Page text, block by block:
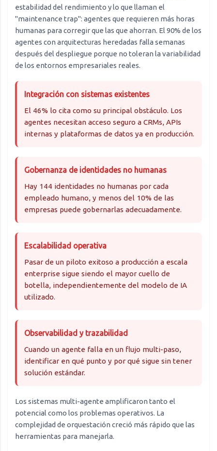
estabilidad del rendimiento y lo que llaman el
"maintenance trap": agentes que requieren más horas
humanas para corregir que las que ahorran. El 90% de los
agentes con arquitecturas heredadas falla semanas
después del despliegue porque no toleran la variabilidad
de los entornos empresariales reales.
Integración con sistemas existentes
El 46% lo cita como su principal obstáculo. Los
agentes necesitan acceso seguro a CRMs, APIs
internas y plataformas de datos ya en producción.
Gobernanza de identidades no humanas
Hay 144 identidades no humanas por cada
empleado humano, y menos del 10% de las
empresas puede gobernarlas adecuadamente.
Escalabilidad operativa
Pasar de un piloto exitoso a producción a escala
enterprise sigue siendo el mayor cuello de
botella, independientemente del modelo de IA
utilizado.
Observabilidad y trazabilidad
Cuando un agente falla en un flujo multi-paso,
identificar en qué punto y por qué sigue sin tener
solución estándar.
Los sistemas multi-agente amplificaron tanto el
potencial como los problemas operativos. La
complejidad de orquestación creció más rápido que las
herramientas para manejarla.